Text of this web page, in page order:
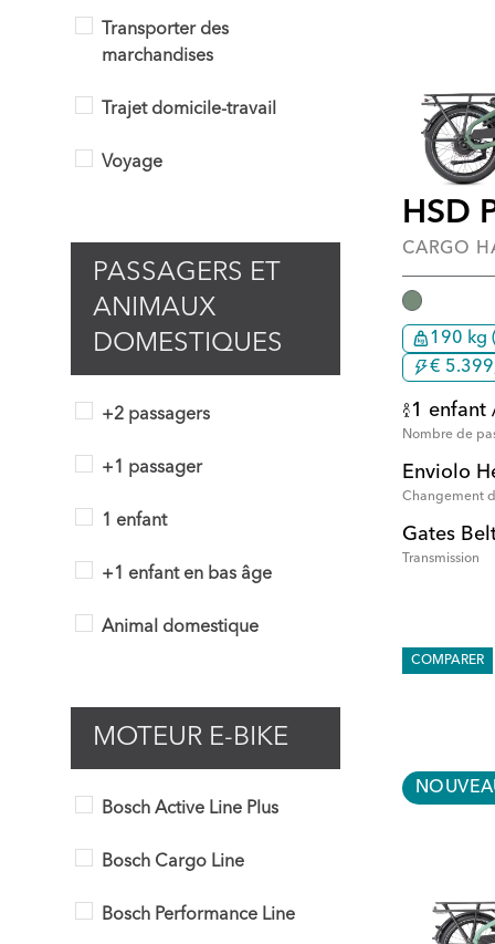
Transporter des
marchandises
Trajet domicile-travail
Voyage
PASSAGERS ET
ANIMAUX
DOMESTIQUES
+2 passagers
+1 passager
1 enfant
+1 enfant en bas âge
Animal domestique
MOTEUR E-BIKE
Bosch Active Line Plus
Bosch Cargo Line
Bosch Performance Line
HSD
CARGO
190 kg
€
1 enfant
Nombre de
Enviolo
Changement
Gates
Transmission
COMPARER